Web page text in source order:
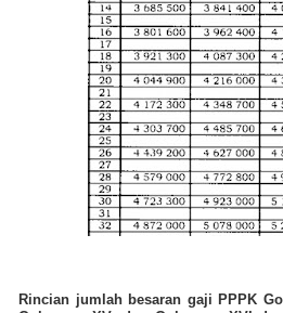
Rincian jumlah besaran gaji PPPK